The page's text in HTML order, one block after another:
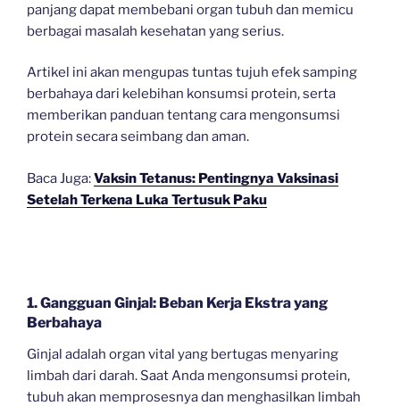
panjang dapat membebani organ tubuh dan memicu
berbagai masalah kesehatan yang serius.
Artikel ini akan mengupas tuntas tujuh efek samping
berbahaya dari kelebihan konsumsi protein, serta
memberikan panduan tentang cara mengonsumsi
protein secara seimbang dan aman.
Baca Juga:Vaksin Tetanus: Pentingnya Vaksinasi
Setelah Terkena Luka Tertusuk Paku
1. Gangguan Ginjal: Beban Kerja Ekstra yang
Berbahaya
Ginjal adalah organ vital yang bertugas menyaring
limbah dari darah. Saat Anda mengonsumsi protein,
tubuh akan memprosesnya dan menghasilkan limbah